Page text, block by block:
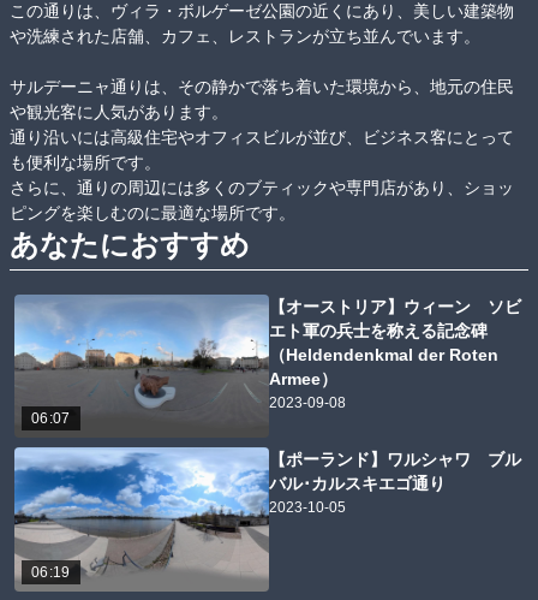
この通りは、ヴィラ・ボルゲーゼ公園の近くにあり、美しい建築物
や洗練された店舗、カフェ、レストランが立ち並んでいます。
サルデーニャ通りは、その静かで落ち着いた環境から、地元の住民
や観光客に人気があります。
通り沿いには高級住宅やオフィスビルが並び、ビジネス客にとって
も便利な場所です。
さらに、通りの周辺には多くのブティックや専門店があり、ショッ
ピングを楽しむのに最適な場所です。
あなたにおすすめ
06:07
【オーストリア】ウィーン ソビ
エト軍の兵士を称える記念碑
（Heldendenkmal der Roten
Armee）
2023-09-08
06:19
【ポーランド】ワルシャワ ブル
バル･カルスキエゴ通り
2023-10-05